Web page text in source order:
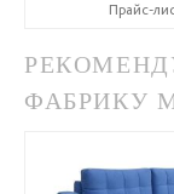
Прайс-
ФАБРИКУ